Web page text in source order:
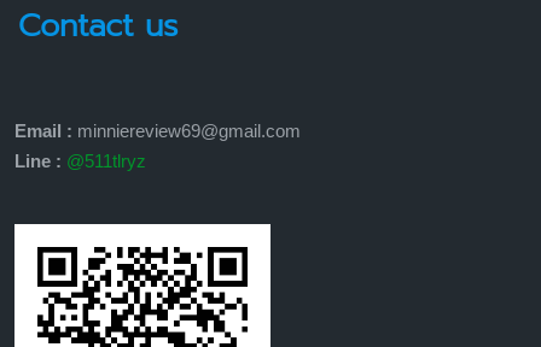
Contact us
Email : minniereview69@gmail.com
Line : @511tlryz